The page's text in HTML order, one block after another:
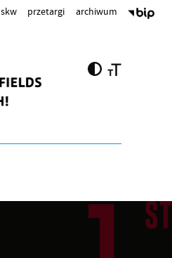
skw przetargi archiwum